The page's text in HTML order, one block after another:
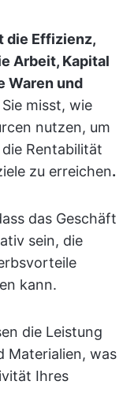
die Effizienz,
Arbeit, Kapital
Waren und
Sie misst, wie
nutzen, um
Rentabilität
zu erreichen.
das Geschäft
sein, die
kann.
die Leistung
Materialien, was
Ihres